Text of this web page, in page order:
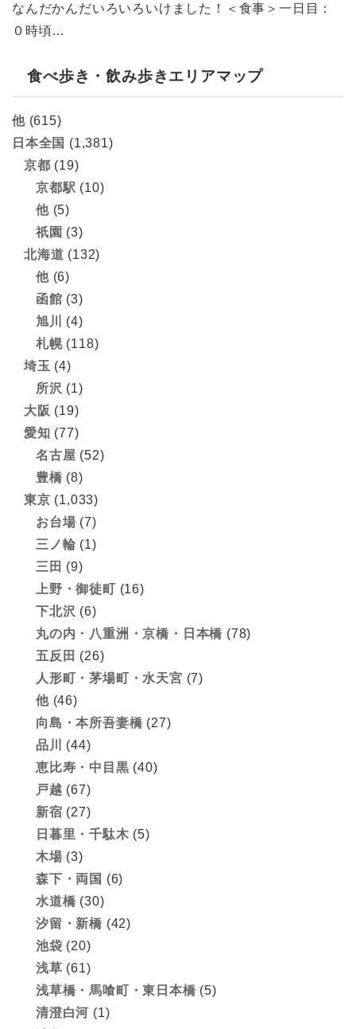
なんだかんだいろいろいけました！＜食事＞一日目：
０時頃…
食べ歩き・飲み歩きエリアマップ
他(615)
日本全国 (1,381)
京都 (19)
京都駅 (10)
他(5)
祇園 (3)
北海道 (132)
他(6)
函館 (3)
旭川
(4)
札幌(118)
埼玉 (4)
所沢 (1)
大阪 (19)
愛知 (77)
名古屋 (52)
豊橋 (8)
東京 (1,033)
お台場 (7)
三ノ輪 (1)
三田 (9)
上野・御徒町 (16)
下北沢 (6)
丸の内・八重洲・京橋・日本橋 (78)
五反田 (26)
人形町・茅場町・水天宮 (7)
他(46)
向島・本所吾妻橋 (27)
品川
(44)
恵比寿・中目黒 (40)
戸越 (67)
新宿 (27)
日暮里・千駄木 (5)
木場 (3)
森下・両国 (6)
水道橋 (30)
汐留・新橋 (42)
池袋 (20)
浅草 (61)
浅草橋・馬喰町・東日本橋 (5)
清澄白河 (1)